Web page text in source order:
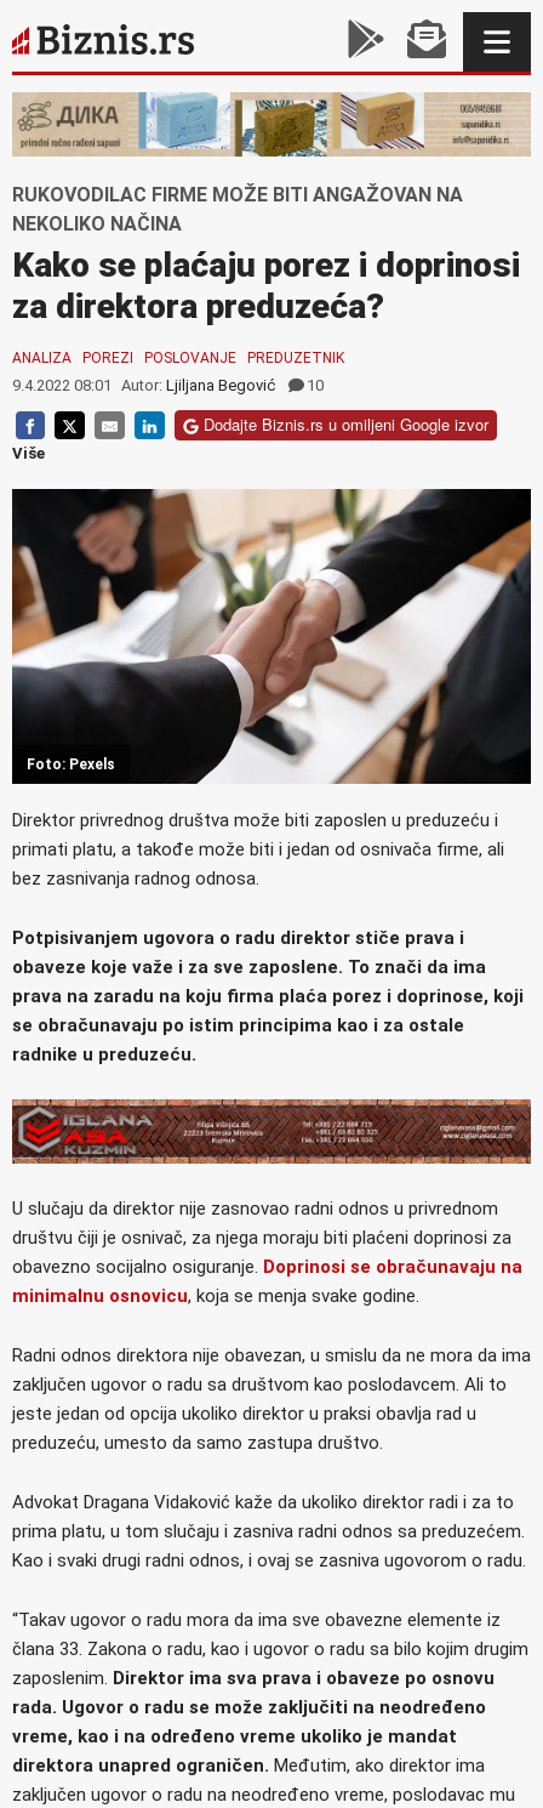
RUKOVODILAC FIRME MOŽE BITI ANGAŽOVAN NA
NEKOLIKO NAČINA
Kako se plaćaju porez i doprinosi
za direktora preduzeća?
ANALIZA POREZI POSLOVANJE PREDUZETNIK
9.4.2022 08:01 Autor: Ljiljana Begović 10
Dodajte Biznis.rs u omiljeni Google izvor
Više
Foto: Pexels
Direktor privrednog društva može biti zaposlen u preduzeću i
primati platu, a takođe može biti i jedan od osnivača firme, ali
bez zasnivanja radnog odnosa.
Potpisivanjem ugovora o radu direktor stiče prava i
obaveze koje važe i za sve zaposlene. To znači da ima
prava na zaradu na koju firma plaća porez i doprinose, koji
se obračunavaju po istim principima kao i za ostale
radnike u preduzeću.
U slučaju da direktor nije zasnovao radni odnos u privrednom
društvu čiji je osnivač, za njega moraju biti plaćeni doprinosi za
obavezno socijalno osiguranje. Doprinosi se obračunavaju na
minimalnu osnovicu, koja se menja svake godine.
Radni odnos direktora nije obavezan, u smislu da ne mora da ima
zaključen ugovor o radu sa društvom kao poslodavcem. Ali to
jeste jedan od opcija ukoliko direktor u praksi obavlja rad u
preduzeću, umesto da samo zastupa društvo.
Advokat Dragana Vidaković kaže da ukoliko direktor radi i za to
prima platu, u tom slučaju i zasniva radni odnos sa preduzećem.
Kao i svaki drugi radni odnos, i ovaj se zasniva ugovorom o radu.
“Takav ugovor o radu mora da ima sve obavezne elemente iz
člana 33. Zakona o radu, kao i ugovor o radu sa bilo kojim drugim
zaposlenim. Direktor ima sva prava i obaveze po osnovu
rada. Ugovor o radu se može zaključiti na neodređeno
vreme, kao i na određeno vreme ukoliko je mandat
direktora unapred ograničen. Međutim, ako direktor ima
zaključen ugovor o radu na neodređeno vreme, poslodavac mu